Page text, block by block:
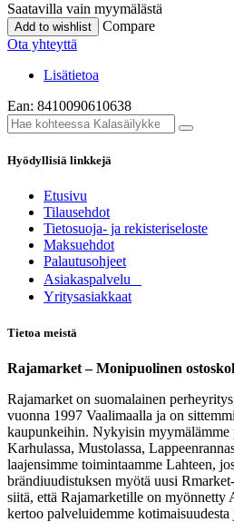
Saatavilla vain myymälästä
Add to wishlist
Compare
Ota yhteyttä
Lisätietoa
Ean: 8410090610638
Hyödyllisiä linkkejä
Etusivu
Tilausehdot
Tietosuoja- ja rekisteriseloste
Maksuehdot
Palautusohjeet
Asia​k​aspalvelu
​Yritysasiakkaat
Tietoa meistä
Rajamarket – Monipuolinen
Rajamarket on suomalainen
vuonna 1997 Vaalimaalla ja on
kaupunkeihin. Nykyisin myymälämme
Karhulassa, Mustolassa,
laajensimme toimintaamme Lahteen,
brändiuudistuksen myötä uusi
siitä, että Rajamarketille on
kertoo palveluidemme kotimaisuudesta